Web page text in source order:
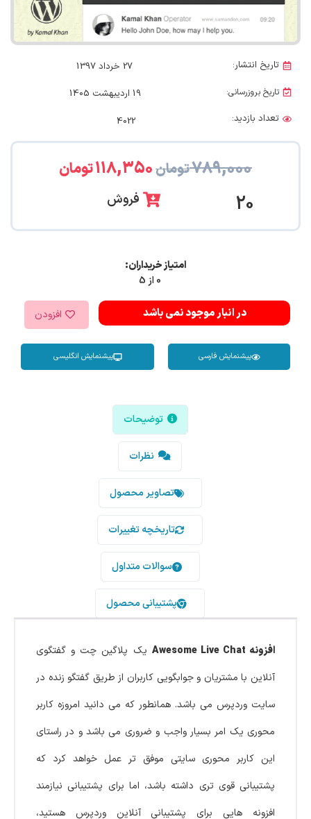
تاریخ انتشار: 27 خرداد 1397
تاریخ بروزرسانی:
19 اردیبهشت 1405
تعداد بازدید:
4022
۷۸۹,۰۰۰تومان۱۱۸,۳۵۰تومان
20 فروش
امتیاز خریداران:
0 از 5
در انبار موجود نمی باشد افزودن
پیشنمایش فارسی پیشنمایش انگلیسی
توضیحات
نظرات
تصاویر محصول
تاریخچه تغییرات
سوالات متداول
پشتیبانی محصول
افزونه Awesome Live Chat
یک پلاگین چت و گفتگوی
آنلاین با مشتریان و جوابگویی کاربران از طریق گفتگو زنده در
سایت وردپرس می باشد. همانطور که می دانید امروزه کاربر
محوری یک امر بسیار واجب و ضروری می باشد و در راستای
این کاربر محوری سایتی موفق تر عمل خواهد کرد که
پشتیبانی قوی تری داشته باشد، اما برای پشتیبانی نیازمند
افزونه هایی برای پشتیبانی آنلاین وردپرس هستید،